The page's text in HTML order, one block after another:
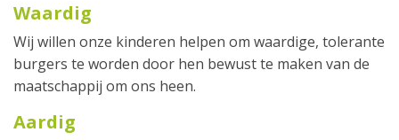
Waardig
Wij willen onze kinderen helpen om waardige, tolerante
burgers te worden door hen bewust te maken van de
maatschappij om ons heen.
Aardig